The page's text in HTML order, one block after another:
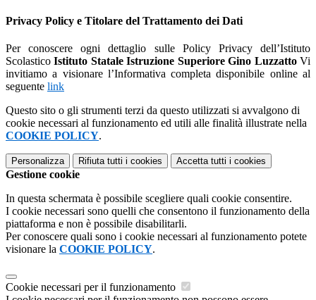
Privacy Policy e Titolare del Trattamento dei Dati
Per conoscere ogni dettaglio sulle Policy Privacy dell’Istituto
ScolasticoIstituto Statale Istruzione Superiore Gino LuzzattoVi
invitiamo a visionare l’Informativa completa disponibile online al
seguente link
Questo sito o gli strumenti terzi da questo utilizzati si avvalgono di
cookie necessari al funzionamento ed utili alle finalità illustrate nella
COOKIE POLICY.
Personalizza Rifiuta tutti i cookies Accetta tutti i cookies
Gestione cookie
In questa schermata è possibile scegliere quali cookie consentire.
I cookie necessari sono quelli che consentono il funzionamento della
piattaforma e non è possibile disabilitarli.
Per conoscere quali sono i cookie necessari al funzionamento potete
visionare la COOKIE POLICY.
Cookie necessari per il funzionamento